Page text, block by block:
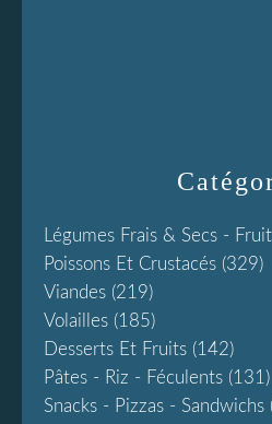
Légumes Frais & Secs -
Poissons Et Crustacés (329)
Viandes (219)
Volailles (185)
Desserts Et Fruits (142)
Pâtes - Riz - Féculents (131)
Snacks - Pizzas - Sandwichs